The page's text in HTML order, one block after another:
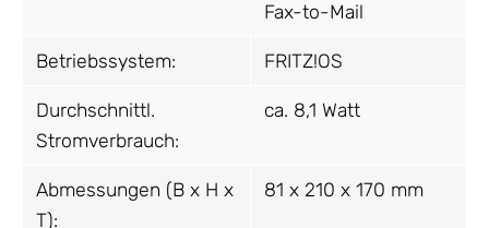
Fax-to-Mail
Betriebssystem: FRITZ!OS
Durchschnittl.
Stromverbrauch:
ca. 8,1 Watt
Abmessungen (B x H x
T):
81 x 210 x 170 mm